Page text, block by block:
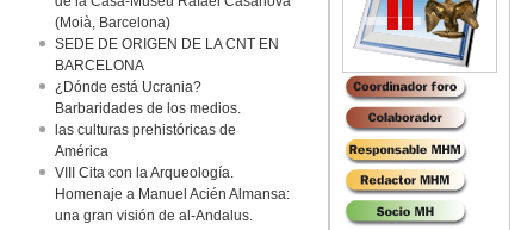
(Moià, Barcelona)
SEDE DE ORIGEN DE LA CNT EN
BARCELONA
¿Dónde está Ucrania?
Barbaridades de los medios.
las culturas prehistóricas de
América
VIII Cita con la Arqueología.
Homenaje a Manuel Acién Almansa:
una gran visión de al-Andalus.